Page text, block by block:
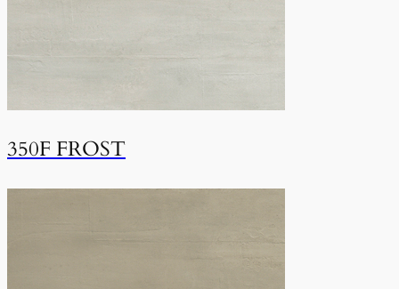
350F FROST